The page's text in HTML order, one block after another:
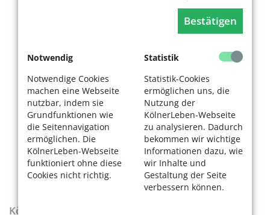
Bestätigen
Notwendig
Notwendige Cookies
machen eine Webseite
nutzbar, indem sie
Grundfunktionen wie
die Seitennavigation
ermöglichen. Die
KölnerLeben-Webseite
funktioniert ohne diese
Cookies nicht richtig.
Statistik
Statistik-Cookies
ermöglichen uns, die
Nutzung der
KölnerLeben-Webseite
zu analysieren. Dadurch
bekommen wir wichtige
Informationen dazu, wie
wir Inhalte und
Gestaltung der Seite
verbessern können.
KölnerLeben-Sonderausgabe „Wenn die Rente